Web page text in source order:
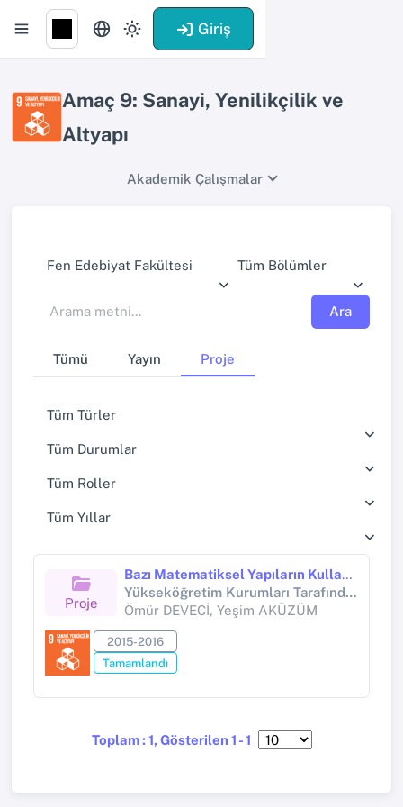
Giriş
Amaç 9: Sanayi, Yenilikçilik ve
Altyapı
Akademik Çalışmalar
Fen Edebiyat Fakültesi Tüm Bölümler
Ara
Tümü Yayın Proje
Tüm Türler
Tüm Durumlar
Tüm Roller
Tüm Yıllar
Proje
Bazı Matematiksel Yapıların Kullanılmasıyla Elde Edilen İndirgemeli Dizilerin İncelenmesi
Yükseköğretim Kurumları Tarafından Destekli Bilimsel Araştırma Projesi (Yükseköğretim Kurumları tarafından destekli bilimsel araştırma projesi)
Ömür DEVECİ, Yeşim AKÜZÜM
2015-2016
Tamamlandı
Toplam : 1, Gösterilen 1 - 1